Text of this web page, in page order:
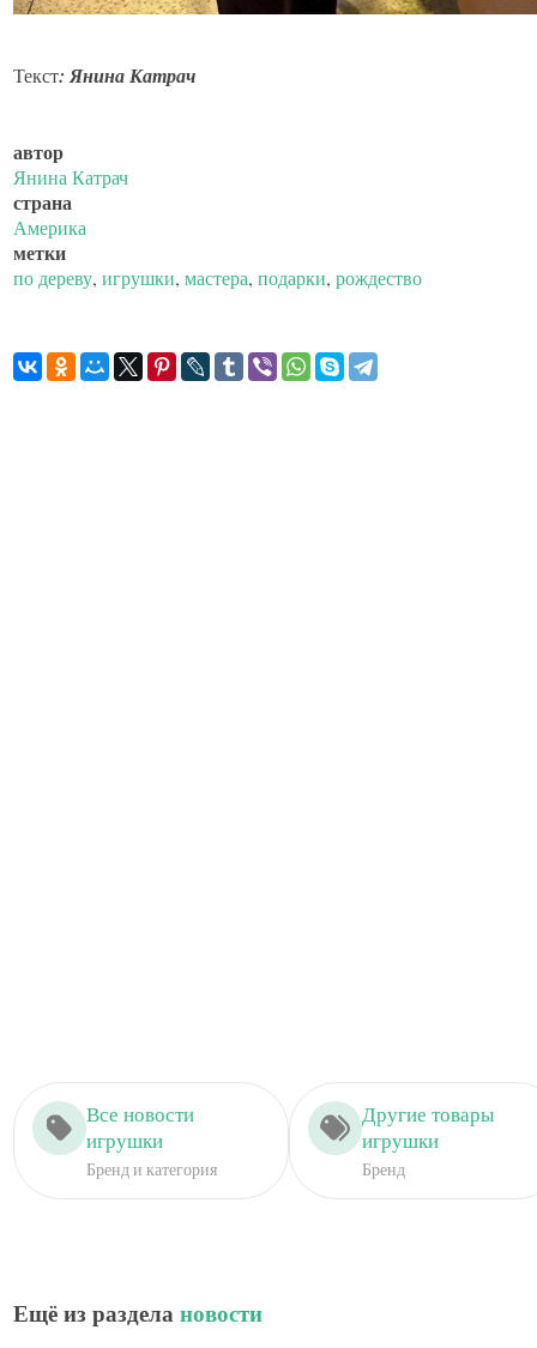
Текст: Янина Катрач
автор
Янина Катрач
страна
Америка
метки
по дереву, игрушки, мастера, подарки, рождество
Все новости
игрушки
Бренд и категория
Другие товары
игрушки
Бренд
Ещё из разделановости